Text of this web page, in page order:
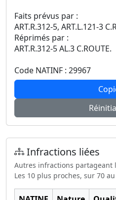
Faits prévus par :
ART.R.312-5, ART.L.121-3
Réprimés par :
ART.R.312-5 AL.3 C.ROUTE.
Code NATINF : 29967
Infractions liées
Autres infractions partageant
Les 10 plus proches, sur 70